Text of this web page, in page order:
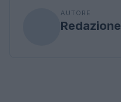
AUTORE
Redazione